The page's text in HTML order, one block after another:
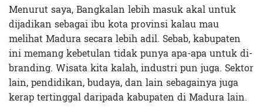
Menurut saya, Bangkalan lebih masuk akal untuk
dijadikan sebagai ibu kota provinsi kalau mau
melihat Madura secara lebih adil. Sebab, kabupaten
ini memang kebetulan tidak punya apa-apa untuk di-
branding. Wisata kita kalah, industri pun juga. Sektor
lain, pendidikan, budaya, dan lain sebagainya juga
kerap tertinggal daripada kabupaten di Madura lain.